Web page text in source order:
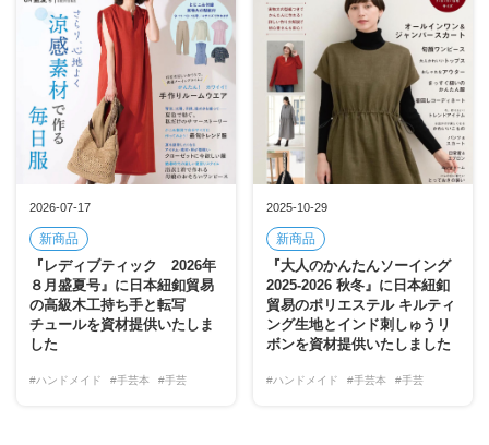
2026-07-17
新商品
『レディブティック 2026年
８月盛夏号』に日本紐釦貿易
の高級木工持ち手と転写
チュールを資材提供いたしま
した
#ハンドメイド #手芸本 #手芸
2025-10-29
新商品
『大人のかんたんソーイング
2025-2026 秋冬』に日本紐釦
貿易のポリエステル キルティ
ング生地とインド刺しゅうリ
ボンを資材提供いたしました
#ハンドメイド #手芸本 #手芸